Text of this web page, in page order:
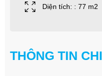
Diện tích: : 77 m2
THÔNG TIN